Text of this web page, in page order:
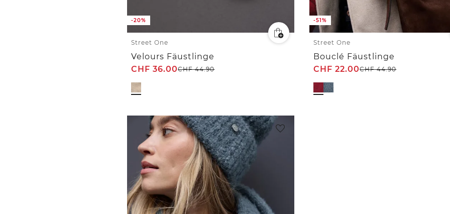
-20%
Street One
Velours Fäustlinge
CHF 36.00CHF44.90
-51%
Street One
Bouclé Fäustlinge
CHF 22.00CHF44.90